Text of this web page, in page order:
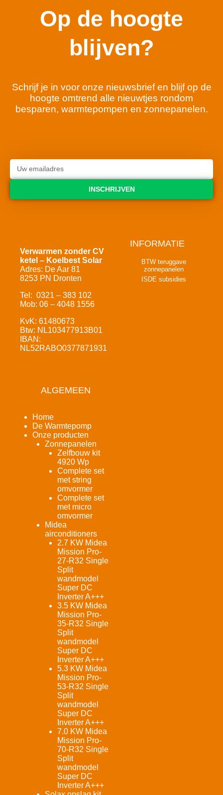
Op de hoogte
blijven?
Schrijf je in voor onze nieuwsbrief en blijf op de
hoogte omtrend alle nieuwtjes rondom
besparen, warmtepompen en zonnepanelen.
INSCHRIJVEN
Verwarmen zonder CV
ketel – Koelbest Solar
Adres: De Aar 81
8253 PN Dronten
Tel: 0321 – 383 102
Mob: 06 – 4048 1556
KvK: 61480673
Btw: NL103477913B01
IBAN:
NL52RABO0377871931
INFORMATIE
BTW teruggave
zonnepanelen
ISDE subsidies
ALGEMEEN
Home
De Warmtepomp
Onze producten
Zonnepanelen
Zelfbouw kit
4920 Wp
Complete set
met string
omvormer
Complete set
met micro
omvormer
Midea
airconditioners
2.7 KW Midea
Mission Pro-
27-R32 Single
Split
wandmodel
Super DC
Inverter A+++
3.5 KW Midea
Mission Pro-
35-R32 Single
Split
wandmodel
Super DC
Inverter A+++
5.3 KW Midea
Mission Pro-
53-R32 Single
Split
wandmodel
Super DC
Inverter A+++
7.0 KW Midea
Mission Pro-
70-R32 Single
Split
wandmodel
Super DC
Inverter A+++